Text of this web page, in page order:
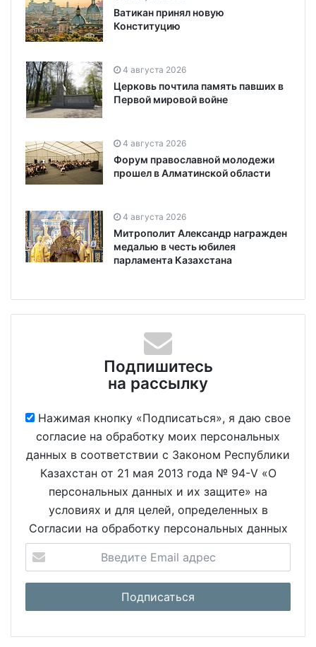
Ватикан принял новую
Конституцию
4 августа 2026
Церковь почтила память павших в
Первой мировой войне
4 августа 2026
Форум православной молодежи
прошел в Алматинской области
4 августа 2026
Митрополит Александр награжден
медалью в честь юбилея
парламента Казахстана
Подпишитесь
на рассылку
Нажимая кнопку «Подписаться», я даю свое
согласие на обработку моих персональных
данных в соответствии с Законом Республики
Казахстан от 21 мая 2013 года № 94-V «О
персональных данных и их защите» на
условиях и для целей, определенных в
Согласии на обработку персональных данных